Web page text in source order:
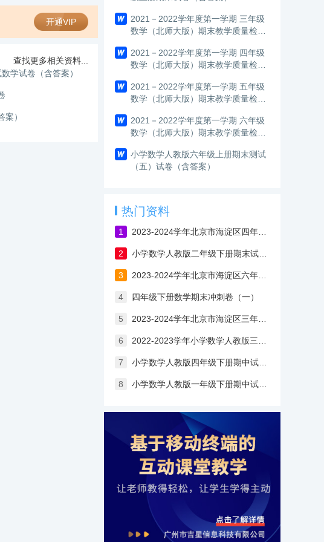
开通VIP
查找更多相关资料...
学试卷（含答案）
）
2021－2022学年度第一学期 三年级
数学（北师大版）期末教学质量检测
2021－2022学年度第一学期 四年级
数学（北师大版）期末教学质量检测
2021－2022学年度第一学期 五年级
数学（北师大版）期末教学质量检测
2021－2022学年度第一学期 六年级
数学（北师大版）期末教学质量检测
小学数学人教版六年级上册期末测试
（五）试卷（含答案）
热门资料
1 2023-2024学年北京市海淀区四年级上学期期末考试数学试卷（含答案）
2 小学数学人教版二年级下册期末试卷（含答案）
3 2023-2024学年北京市海淀区六年级上学期期末考试数学试卷（含答案）
4 四年级下册数学期末冲刺卷（一）
5 2023-2024学年北京市海淀区三年级上学期期末考试数学试卷
6
7 小学数学人教版四年级下册期中试卷（含答案）
8 小学数学人教版一年级下册期中试卷（含答案）